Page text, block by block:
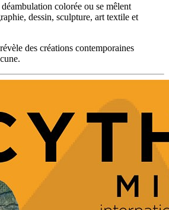
colorée ou se mêlent
dessin, sculpture, art textile et
des créations contemporaines